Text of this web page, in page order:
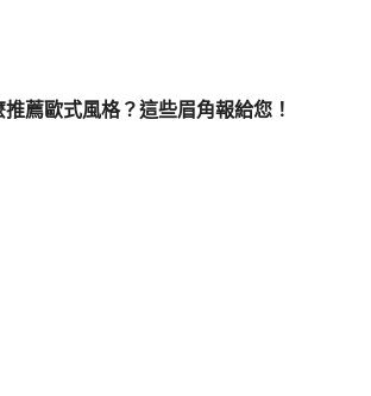
薦歐式風格？這些眉角報給您！